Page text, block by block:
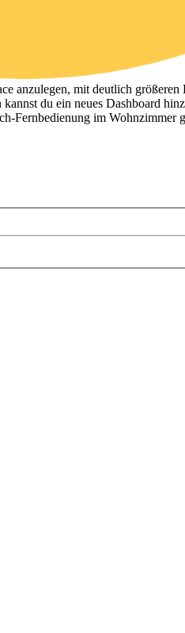
anzulegen, mit deutlich
du ein neues Dashboard
Fernbedienung im